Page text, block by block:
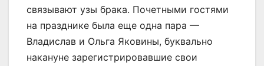
связывают узы брака. Почетными гостями
на празднике была еще одна пара —
Владислав и Ольга Яковины, буквально
накануне зарегистрировавшие свои